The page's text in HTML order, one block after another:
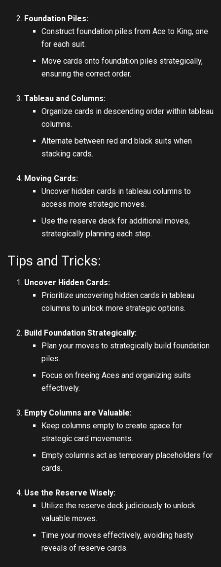
Foundation Piles:
Construct foundation piles from Ace to King, one
for each suit.
Move cards onto foundation piles strategically,
ensuring the correct order.
Tableau and Columns:
Organize cards in descending order within tableau
columns.
Alternate between red and black suits when
stacking cards.
Moving Cards:
Uncover hidden cards in tableau columns to
access more strategic moves.
Use the reserve deck for additional moves,
strategically planning each step.
Tips and Tricks:
Uncover Hidden Cards:
Prioritize uncovering hidden cards in tableau
columns to unlock more strategic options.
Build Foundation Strategically:
Plan your moves to strategically build foundation
piles.
Focus on freeing Aces and organizing suits
effectively.
Empty Columns are Valuable:
Keep columns empty to create space for
strategic card movements.
Empty columns act as temporary placeholders for
cards.
Use the Reserve Wisely:
Utilize the reserve deck judiciously to unlock
valuable moves.
Time your moves effectively, avoiding hasty
reveals of reserve cards.